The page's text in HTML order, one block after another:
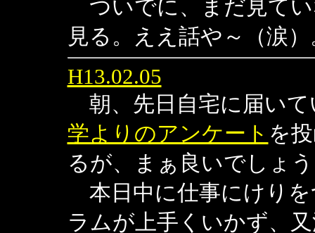
ついでに、まだ見て
見る。ええ話や～（涙）
H13.02.05
朝、先日自宅に届いて
学よりのアンケート を
るが、まぁ良いでしょ
本日中に仕事にけり
ラムが上手くいかず、